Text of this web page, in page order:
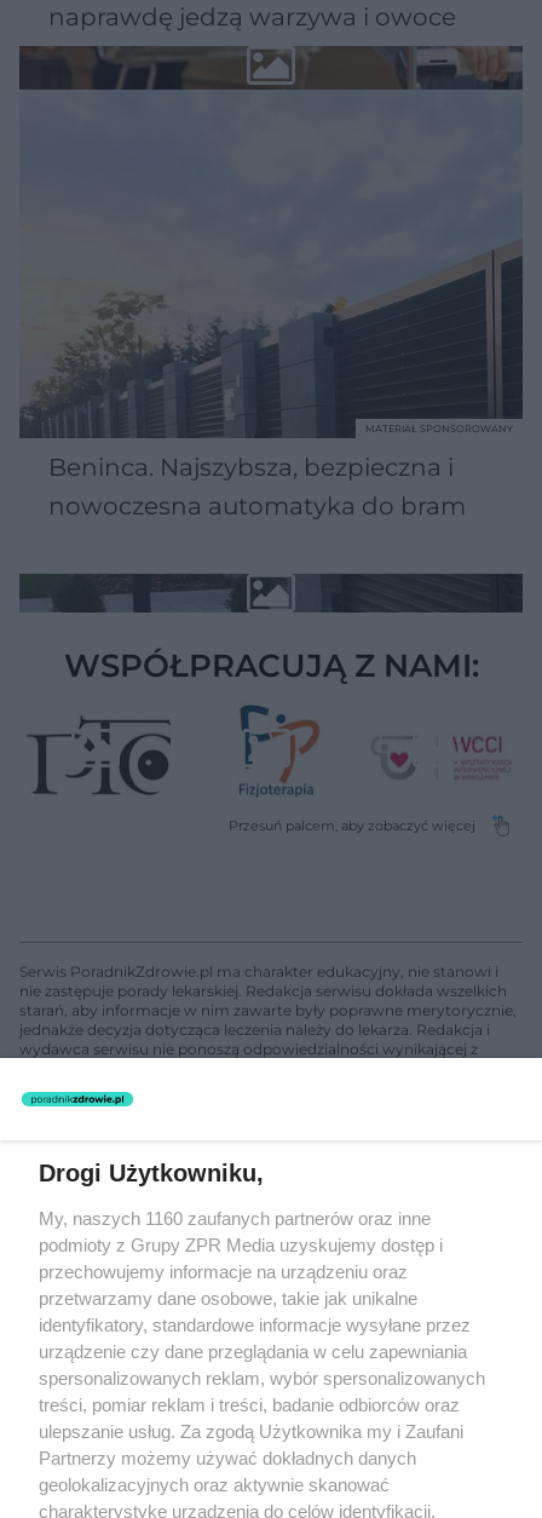
naprawdę jedzą warzywa i owoce
Beninca. Najszybsza, bezpieczna i
nowoczesna automatyka do bram
MATERIAŁ SPONSOROWANY
WSPÓŁPRACUJĄ Z NAMI:
Serwis PoradnikZdrowie.pl ma charakter edukacyjny, nie stanowi i
nie zastępuje porady lekarskiej. Redakcja serwisu dokłada wszelkich
starań, aby informacje w nim zawarte były poprawne merytorycznie,
jednakże decyzja dotycząca leczenia należy do lekarza. Redakcja i
wydawca serwisu nie ponoszą odpowiedzialności wynikającej z
świadczeń zdrowotnych w rozumieniu art. 3 ust 1 ustawy o
rozpowszechniany lub dalej rozpowszechniany w jakikolwiek sposób
(w tym także elektroniczny lub mechaniczny) na jakimkolwiek polu
eksploatacji w jakiejkolwiek formie, włącznie z umieszczaniem w
Internecie bez pisemnej zgody właściciela praw. Jakiekolwiek użycie
lub wykorzystanie utworów w całości lub w części z naruszeniem
prawa, tzn. bez właściwej zgody, jest zabronione pod groźbą kary i
może być ścigane prawnie.
O nas
Drogi Użytkowniku,
My, naszych 1160 zaufanych partnerów oraz inne
podmioty z Grupy ZPR Media uzyskujemy dostęp i
przechowujemy informacje na urządzeniu oraz
przetwarzamy dane osobowe, takie jak unikalne
identyfikatory, standardowe informacje wysyłane przez
urządzenie czy dane przeglądania w celu zapewniania
spersonalizowanych reklam, wybór spersonalizowanych
treści, pomiar reklam i treści, badanie odbiorców oraz
ulepszanie usług. Za zgodą Użytkownika my i Zaufani
Partnerzy możemy używać dokładnych danych
geolokalizacyjnych oraz aktywnie skanować
charakterystykę urządzenia do celów identyfikacji.